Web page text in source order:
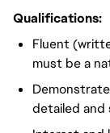
Qualifications:
Fluent
must be a
detailed and